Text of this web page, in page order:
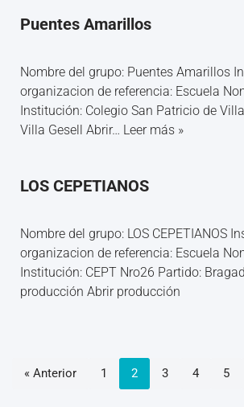
Puentes Amarillos
Nombre del grupo: Puentes Amarillos
organizacion de referencia: Escuela
Institución: Colegio San Patricio de
Villa Gesell Abrir… Leer más »
LOS CEPETIANOS
Nombre del grupo: LOS CEPETIANOS
organizacion de referencia: Escuela
Institución: CEPT Nro26 Partido:
producción Abrir producción
« Anterior 1 2 3 4 5